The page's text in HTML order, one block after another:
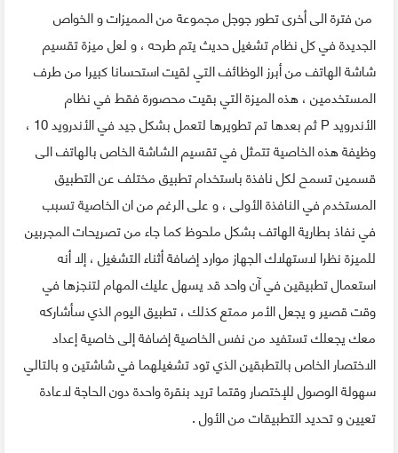
من فترة الى أخرى تطور جوجل مجموعة من المميزات و الخواص
الجديدة في كل نظام تشغيل حديث يتم طرحه ، و لعل ميزة تقسيم
شاشة الهاتف من أبرز الوظائف التي لقيت استحسانا كبيرا من طرف
المستخدمين ، هذه الميزة التي بقيت محصورة فقط في نظام
الأندرويد P ثم بعدها تم تطويرها لتعمل بشكل جيد في الأندرويد 10 ،
وظيفة هذه الخاصية تتمثل في تقسيم الشاشة الخاص بالهاتف الى
قسمين تسمح لكل نافذة باستخدام تطبيق مختلف عن التطبيق
المستخدم في النافذة الأولى ، و على الرغم من ان الخاصية تسبب
في نفاذ بطارية الهاتف بشكل ملحوظ كما جاء من تصريحات المجربين
للميزة نظرا لاستهلاك الجهاز موارد إضافة أثناء التشغيل ، إلا أنه
استعمال تطبيقين في آن واحد قد يسهل عليك المهام لتنجزها في
وقت قصير و يجعل الأمر ممتع كذلك ، تطبيق اليوم الذي سأشاركه
معك يجعلك تستفيد من نفس الخاصية إضافة إلى خاصية إعداد
الاختصار الخاص بالتطبقين الذي تود تشغيلهما في شاشتين و بالتالي
سهولة الوصول للإختصار وقتما تريد بنقرة واحدة دون الحاجة لاعادة
تعيين و تحديد التطبيقات من الأول .